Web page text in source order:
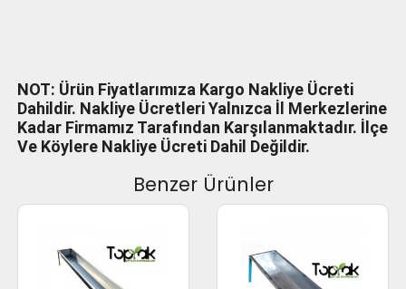
NOT: Ürün Fiyatlarımıza Kargo Nakliye Ücreti
Dahildir. Nakliye Ücretleri Yalnızca İl Merkezlerine
Kadar Firmamız Tarafından Karşılanmaktadır. İlçe
Ve Köylere Nakliye Ücreti Dahil Değildir.
Benzer Ürünler